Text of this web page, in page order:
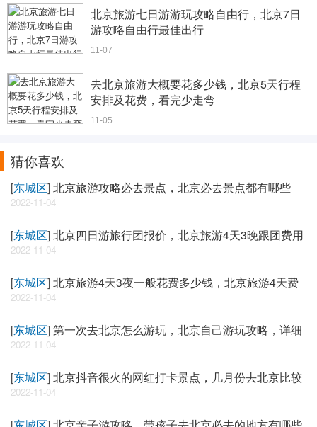
北京旅游七日游游玩攻略自由行，北京7日
游攻略自由行最佳出行
11-07
去北京旅游大概要花多少钱，北京5天行程
安排及花费，看完少走弯
11-05
猜你喜欢
[东城区]北京旅游攻略必去景点，北京必去景点都有哪些
2022-11-04
[东城区]北京四日游旅行团报价，北京旅游4天3晚跟团费用
2022-11-04
[东城区]北京旅游4天3夜一般花费多少钱，北京旅游4天费
2022-11-04
[东城区]第一次去北京怎么游玩，北京自己游玩攻略，详细
2022-11-04
[东城区]北京抖音很火的网红打卡景点，几月份去北京比较
2022-11-04